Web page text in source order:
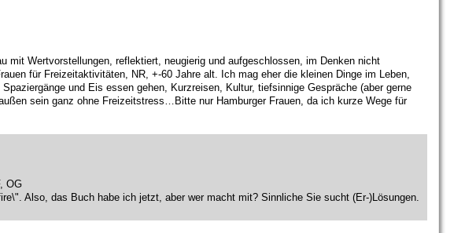
mit Wertvorstellungen, reflektiert, neugierig und aufgeschlossen, im Denken nicht
für Freizeitaktivitäten, NR, +-60 Jahre alt. Ich mag eher die kleinen Dinge im Leben,
und Eis essen gehen, Kurzreisen, Kultur, tiefsinnige Gespräche (aber gerne
sein ganz ohne Freizeitstress…Bitte nur Hamburger Frauen, da ich kurze Wege für
OG
Also, das Buch habe ich jetzt, aber wer macht mit? Sinnliche Sie sucht (Er-)Lösungen.